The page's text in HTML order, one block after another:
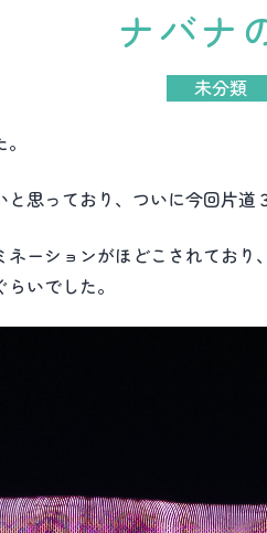
ナバナ
未分類
思っており、ついに今回片道
ーションがほどこされてお
いでした。